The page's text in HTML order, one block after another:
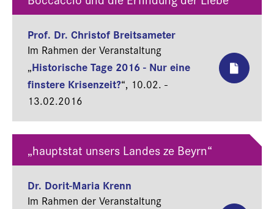
Prof. Dr. Christof Breitsameter
Im Rahmen der Veranstaltung
„Historische Tage 2016 - Nur eine
finstere Krisenzeit?“, 10.02. -
13.02.2016
„hauptstat unsers Landes ze Beyrn“
Dr. Dorit-Maria Krenn
Im Rahmen der Veranstaltung